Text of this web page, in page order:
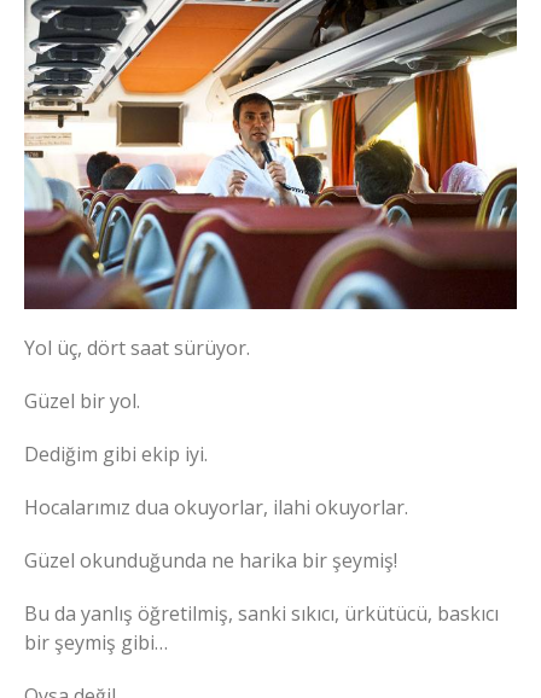
Yol üç, dört saat sürüyor.
Güzel bir yol.
Dediğim gibi ekip iyi.
Hocalarımız dua okuyorlar, ilahi okuyorlar.
Güzel okunduğunda ne harika bir şeymiş!
Bu da yanlış öğretilmiş, sanki sıkıcı, ürkütücü, baskıcı
bir şeymiş gibi…